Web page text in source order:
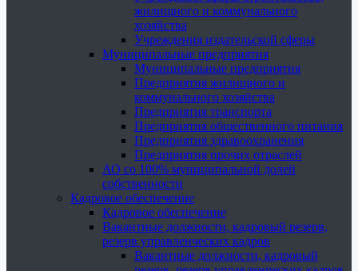
жилищного и коммунального
хозяйства
Учреждения издательской сферы
Муниципальные предприятия
Муниципальные предприятия
Предприятия жилищного и
коммунального хозяйства
Предприятия транспорта
Предприятия общественного питания
Предприятия здравоохранения
Предприятия прочих отраслей
АО со 100% муниципальной долей
собственности
Кадровое обеспечение
Кадровое обеспечение
Вакантные должности, кадровый резерв,
резерв управленческих кадров
Вакантные должности, кадровый